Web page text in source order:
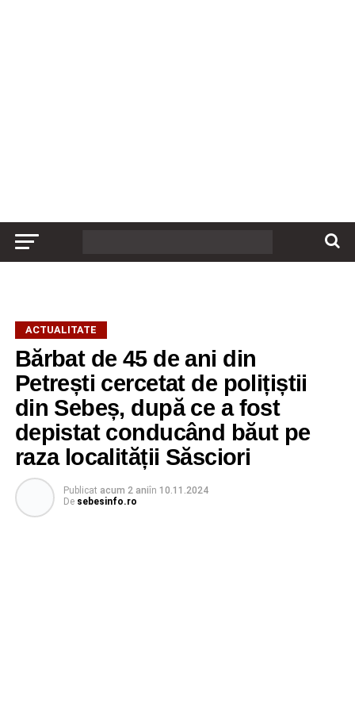
ACTUALITATE
Bărbat de 45 de ani din
Petrești cercetat de polițiștii
din Sebeș, după ce a fost
depistat conducând băut pe
raza localității Săsciori
Publicat acum 2 aniîn 10.11.2024
De sebesinfo.ro